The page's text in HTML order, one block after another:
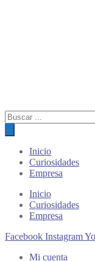
Búsqueda
de
productos
Inicio
Curiosidades
Empresa
Inicio
Curiosidades
Empresa
Facebook Instagram
Mi cuenta